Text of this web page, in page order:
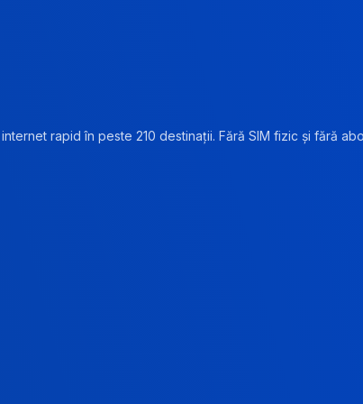
rapid în peste 210 destinații. Fără SIM fizic și fără